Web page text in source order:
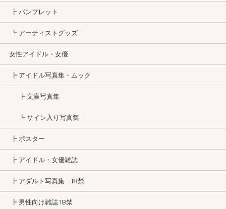
┣ パンフレット
┗ アーティストグッズ
女性アイドル・女優
┣ アイドル写真集・ムック
┣ 文庫写真集
┗ サイン入り写真集
┣ ポスター
┣ アイドル・女優雑誌
┣ アダルト写真集 18禁
┣ 男性向け雑誌 18禁